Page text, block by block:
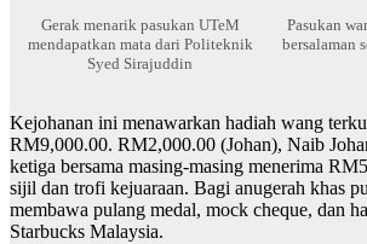
Gerak menarik pasukan UTeM
mendapatkan mata dari Politeknik
Syed Sirajuddin
Pasukan
bersalaman
Kejohanan ini menawarkan hadiah wang
RM9,000.00. RM2,000.00 (Johan), Naib
ketiga bersama masing-masing menerima
sijil dan trofi kejuaraan. Bagi anugerah khas
membawa pulang medal, mock cheque, dan
Starbucks Malaysia.